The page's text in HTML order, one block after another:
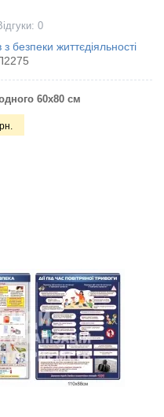
0
безпеки життєдіяльності
60х80 см